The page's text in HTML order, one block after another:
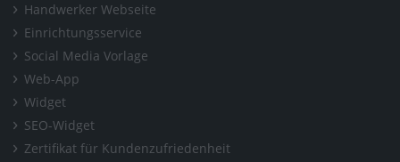
Handwerker Webseite
Einrichtungsservice
Social Media Vorlage
Web-App
Widget
SEO-Widget
Zertifikat für Kundenzufriedenheit